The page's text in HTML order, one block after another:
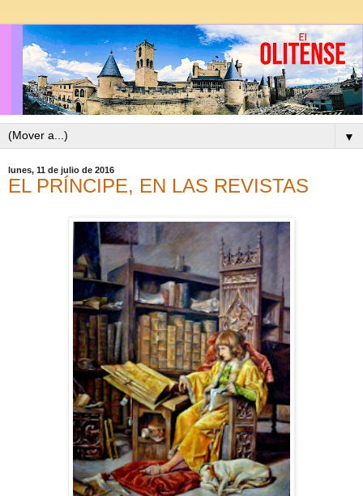
▼
lunes, 11 de julio de 2016
EL PRÍNCIPE, EN LAS REVISTAS